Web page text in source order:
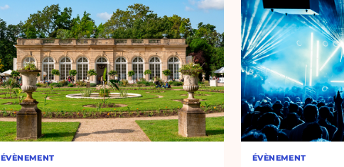
ÉVÈNEMENT ÉVÈNEMENT